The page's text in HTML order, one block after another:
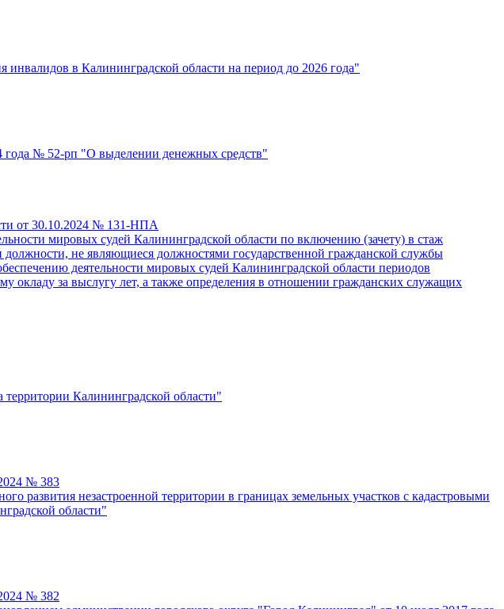
в Калининградской области на период до 2026 года"
года № 52-рп "О выделении денежных средств"
от 30.10.2024 № 131-НПА
мировых судей Калининградской области по включению (зачету) в стаж
не являющиеся должностями государственной гражданской службы
деятельности мировых судей Калининградской области периодов
окладу за выслугу лет, а также определения в отношении гражданских служащих
территории Калининградской области"
№ 383
развития незастроенной территории в границах земельных участков с кадастровыми
области"
№ 382